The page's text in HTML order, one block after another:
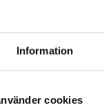
Information
cookies
regering
allvar. Vi